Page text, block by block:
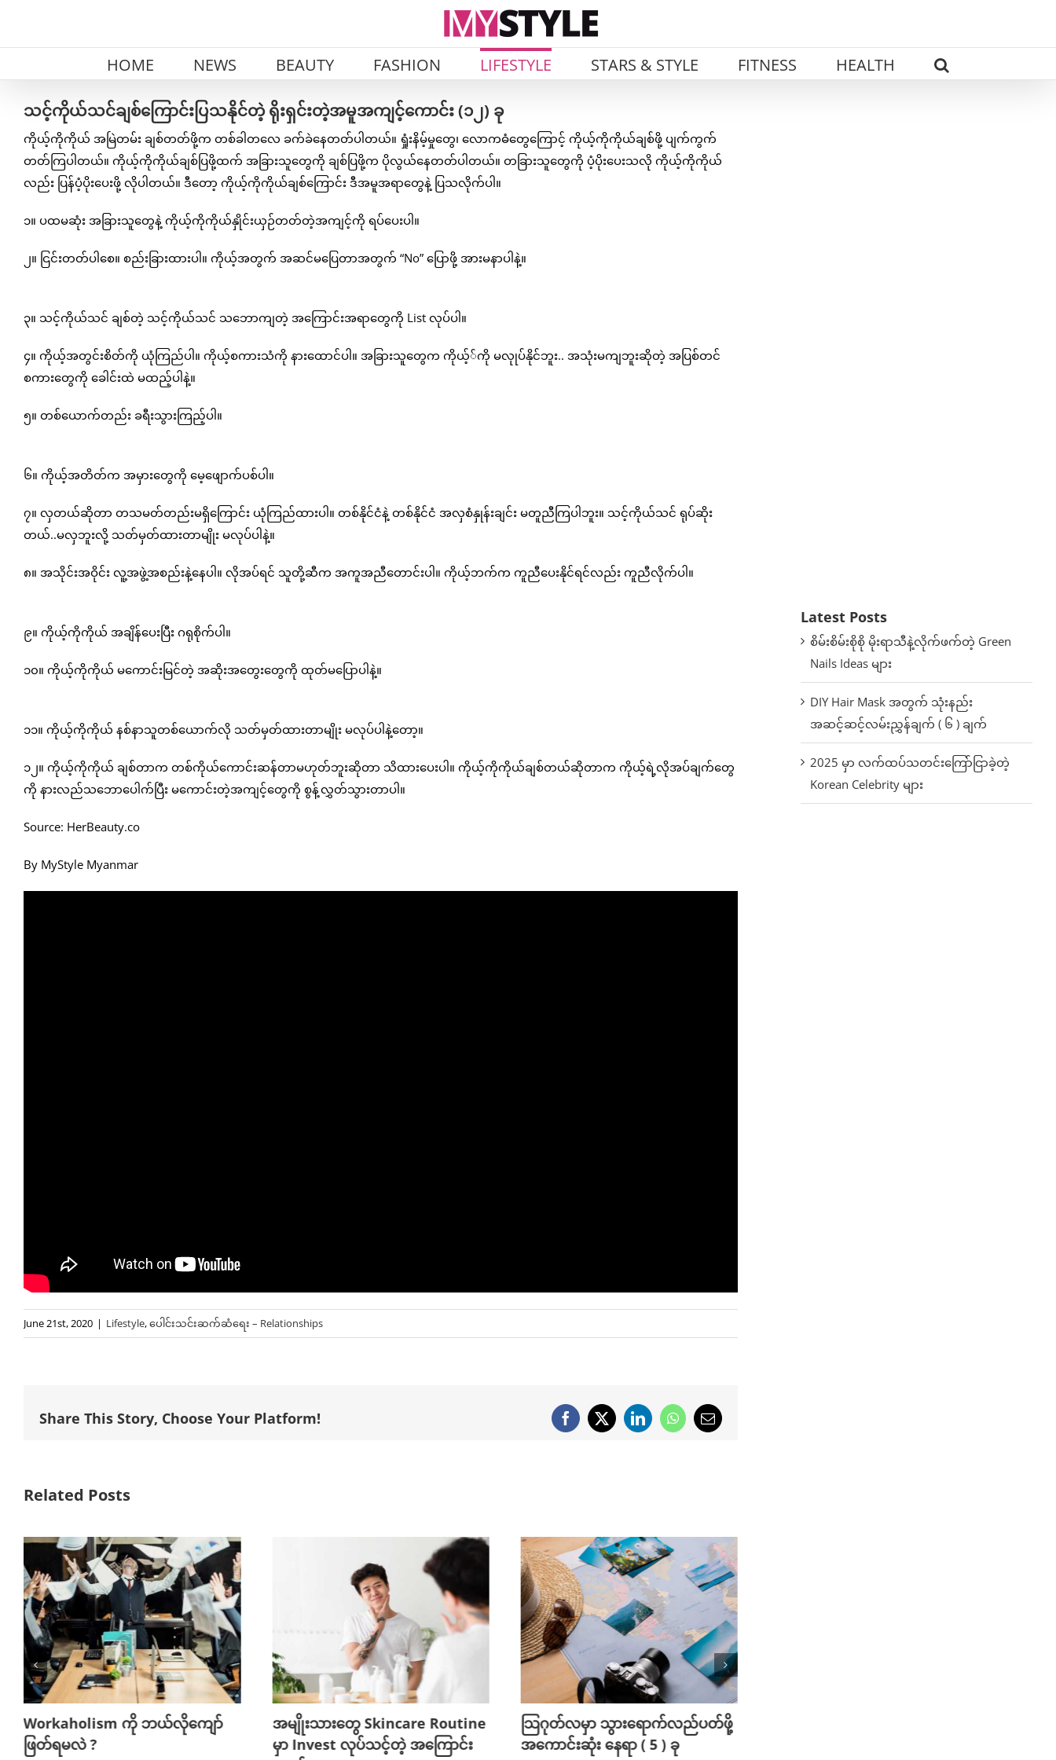
HOME NEWS BEAUTY FASHION LIFESTYLE STARS & STYLE FITNESS HEALTH
သင့်ကိုယ်သင်ချစ်ကြောင်းပြသနိုင်တဲ့ ရိုးရှင်းတဲ့အမူအကျင့်ကောင်း (၁၂) ခု
ကိုယ့်ကိုကိုယ် အမြဲတမ်း ချစ်တတ်ဖို့က တစ်ခါတလေ ခက်ခဲနေတတ်ပါတယ်။ ရှုံးနိမ့်မှုတွေ၊ လောကဓံတွေကြောင့် ကိုယ့်ကိုကိုယ်ချစ်ဖို့ ပျက်ကွက်
တတ်ကြပါတယ်။ ကိုယ့်ကိုကိုယ်ချစ်ပြဖို့ထက် အခြားသူတွေကို ချစ်ပြဖို့က ပိုလွယ်နေတတ်ပါတယ်။ တခြားသူတွေကို ပံ့ပိုးပေးသလို ကိုယ့်ကိုကိုယ်
လည်း ပြန်ပံ့ပိုးပေးဖို့ လိုပါတယ်။ ဒီတော့ ကိုယ့်ကိုကိုယ်ချစ်ကြောင်း ဒီအမူအရာတွေနဲ့ ပြသလိုက်ပါ။
၁။ ပထမဆုံး အခြားသူတွေနဲ့ ကိုယ့်ကိုကိုယ်နှိုင်းယှဉ်တတ်တဲ့အကျင့်ကို ရပ်ပေးပါ။
၂။ ငြင်းတတ်ပါစေ။ စည်းခြားထားပါ။ ကိုယ့်အတွက် အဆင်မပြေတာအတွက် “No” ပြောဖို့ အားမနာပါနဲ့။
၃။ သင့်ကိုယ်သင် ချစ်တဲ့ သင့်ကိုယ်သင် သဘောကျတဲ့ အကြောင်းအရာတွေကို List လုပ်ပါ။
၄။ ကိုယ့်အတွင်းစိတ်ကို ယုံကြည်ပါ။ ကိုယ့်စကားသံကို နားထောင်ပါ။ အခြားသူတွေက ကိုယ့််ကို မလုုပ်နိုင်ဘူး.. အသုံးမကျဘူးဆိုတဲ့ အပြစ်တင်
စကားတွေကို ခေါင်းထဲ မထည့်ပါနဲ့။
၅။ တစ်ယောက်တည်း ခရီးသွားကြည့်ပါ။
၆။ ကိုယ့်အတိတ်က အမှားတွေကို မေ့ဖျောက်ပစ်ပါ။
၇။ လှတယ်ဆိုတာ တသမတ်တည်းမရှိကြောင်း ယုံကြည်ထားပါ။ တစ်နိုင်ငံနဲ့ တစ်နိုင်ငံ အလှစံနှုန်းချင်း မတူညီကြပါဘူး။ သင့်ကိုယ်သင် ရုပ်ဆိုး
တယ်..မလှဘူးလို့ သတ်မှတ်ထားတာမျိုး မလုပ်ပါနဲ့။
၈။ အသိုင်းအဝိုင်း လူ့အဖွဲ့အစည်းနဲ့နေပါ။ လိုအပ်ရင် သူတို့ဆီက အကူအညီတောင်းပါ။ ကိုယ့်ဘက်က ကူညီပေးနိုင်ရင်လည်း ကူညီလိုက်ပါ။
၉။ ကိုယ့်ကိုကိုယ် အချိန်ပေးပြီး ဂရုစိုက်ပါ။
၁၀။ ကိုယ့်ကိုကိုယ် မကောင်းမြင်တဲ့ အဆိုးအတွေးတွေကို ထုတ်မပြောပါနဲ့။
၁၁။ ကိုယ့်ကိုကိုယ် နစ်နာသူတစ်ယောက်လို သတ်မှတ်ထားတာမျိုး မလုပ်ပါနဲ့တော့။
၁၂။ ကိုယ့်ကိုကိုယ် ချစ်တာက တစ်ကိုယ်ကောင်းဆန်တာမဟုတ်ဘူးဆိုတာ သိထားပေးပါ။ ကိုယ့်ကိုကိုယ်ချစ်တယ်ဆိုတာက ကိုယ့်ရဲ့လိုအပ်ချက်တွေ
ကို နားလည်သဘောပေါက်ပြီး မကောင်းတဲ့အကျင့်တွေကို စွန့်လွှတ်သွားတာပါ။
Source: HerBeauty.co
By MyStyle Myanmar
June 21st, 2020 | Lifestyle,ပေါင်းသင်းဆက်ဆံရေး – Relationships
Share This Story, Choose Your Platform! Facebook
X LinkedInWhatsApp
Email
Related Posts
Workaholism ကို ဘယ်လိုကျော်
ဖြတ်ရမလဲ ?
အမျိုးသားတွေ Skincare Routine
မှာ Invest လုပ်သင့်တဲ့ အကြောင်း
သြဂုတ်လမှာ သွားရောက်လည်ပတ်ဖို့
အကောင်းဆုံး နေရာ ( 5 ) ခု
Latest Posts
စိမ်းစိမ်းစိုစို မိုးရာသီနဲ့လိုက်ဖက်တဲ့ Green
Nails Ideas များ
DIY Hair Mask အတွက် သုံးနည်း
အဆင့်ဆင့်လမ်းညွှန်ချက် ( ၆ ) ချက်
2025 မှာ လက်ထပ်သတင်းကြော်ငြာခဲ့တဲ့
Korean Celebrity များ